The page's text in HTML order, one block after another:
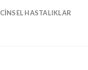
CINSEL HASTALIKLAR